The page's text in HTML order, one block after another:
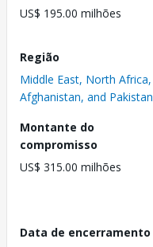
US$ 195.00 milhões
Região
Middle East, North Africa,
Afghanistan, and Pakistan
Montante do
compromisso
US$ 315.00 milhões
Data de encerramento